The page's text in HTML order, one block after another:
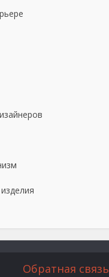
Обратная связь